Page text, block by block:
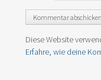
Diese Website
Erfahre, wie deine